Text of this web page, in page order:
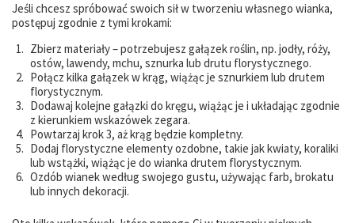
Jeśli chcesz spróbować swoich sił w tworzeniu własnego wianka,
postępuj zgodnie z tymi krokami:
Zbierz materiały – potrzebujesz gałązek roślin, np. jodły, róży,
ostów, lawendy, mchu, sznurka lub drutu florystycznego.
Połącz kilka gałązek w krąg, wiążąc je sznurkiem lub drutem
florystycznym.
Dodawaj kolejne gałązki do kręgu, wiążąc je i układając zgodnie
z kierunkiem wskazówek zegara.
Powtarzaj krok 3, aż krąg będzie kompletny.
Dodaj florystyczne elementy ozdobne, takie jak kwiaty, koraliki
lub wstążki, wiążąc je do wianka drutem florystycznym.
Ozdób wianek według swojego gustu, używając farb, brokatu
lub innych dekoracji.